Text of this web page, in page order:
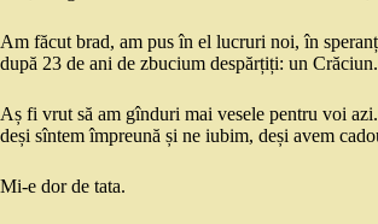
Am făcut brad, am pus în el lucruri noi, în
după 23 de ani de zbucium despărțiți: un Crăciun.
Aș fi vrut să am gînduri mai vesele pentru voi
deși sîntem împreună și ne iubim, deși avem
Mi-e dor de tata.